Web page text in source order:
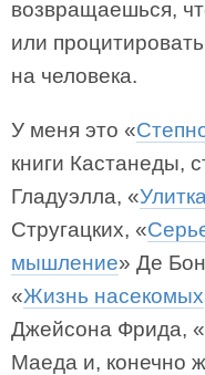
возвращаешься,
или
на человека.
У меня это «
книги Кастанеды,
Гладуэлла, «
Стругацких, «
мышление» Де
«Жизнь насекомых
Джейсона Фрида, «
Маеда и, конечно